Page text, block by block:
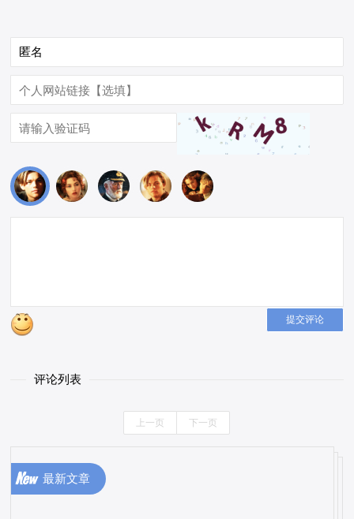
提交评论
评论列表
上一页 下一页
最新文章